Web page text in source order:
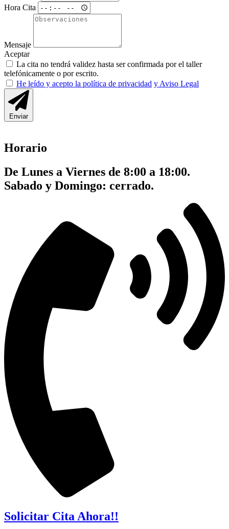
Hora Cita
Mensaje
Aceptar
La cita no tendrá validez hasta ser confirmada por el taller
telefónicamente o por escrito.
He leído y acepto la política de privacidad y Aviso Legal
Enviar
Horario
De Lunes a Viernes de 8:00 a 18:00.
Sabado y Domingo: cerrado.
Solicitar Cita Ahora!!